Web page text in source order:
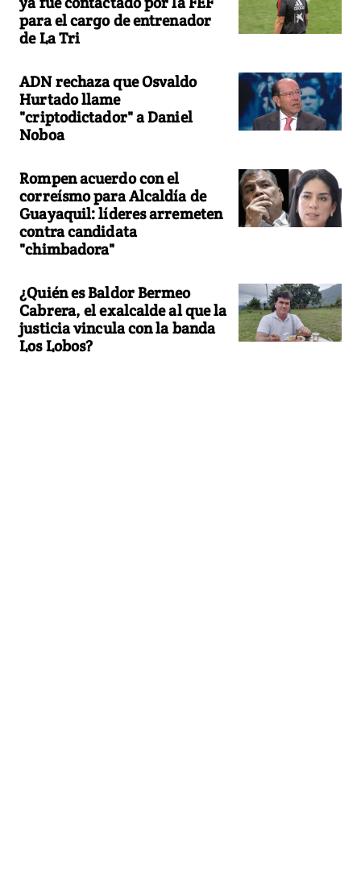
para el cargo de entrenador
de La Tri
ADN rechaza que Osvaldo
Hurtado llame
"criptodictador" a Daniel
Noboa
Rompen acuerdo con el
correísmo para Alcaldía de
Guayaquil: líderes arremeten
contra candidata
"chimbadora"
¿Quién es Baldor Bermeo
Cabrera, el exalcalde al que la
justicia vincula con la banda
Los Lobos?